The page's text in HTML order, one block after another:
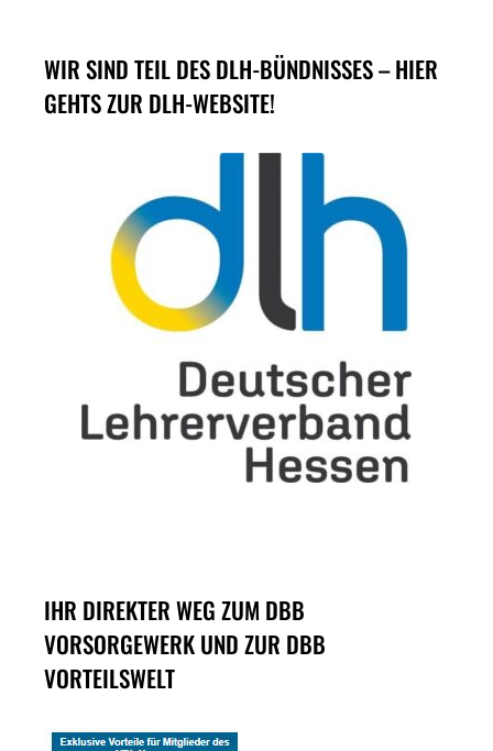
WIR SIND TEIL DES DLH-BÜNDNISSES – HIER
GEHTS ZUR DLH-WEBSITE!
IHR DIREKTER WEG ZUM DBB
VORSORGEWERK UND ZUR DBB
VORTEILSWELT